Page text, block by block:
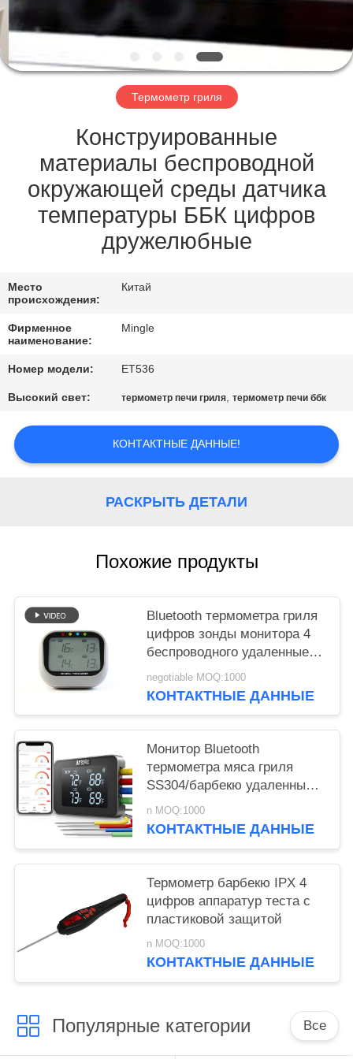
ЗАВОДУ
КОНТРОЛЬ
КАЧЕСТВА
НОВОСТИ
СЛУЧАИ
ЗАПРОСИТЕ
ЦИТАТУ
КАРТА
САЙТА
PRIVACY
POLICY
Термометр гриля
Конструированные
материалы беспроводной
окружающей среды датчика
температуры ББК цифров
дружелюбные
Место
происхождения:
Китай
Фирменное
наименование:
Mingle
Номер модели: ET536
Высокий свет: термометр печи гриля,термометр печи ббк
КОНТАКТНЫЕ ДАННЫЕ!
РАСКРЫТЬ ДЕТАЛИ
Похожие продукты
Bluetooth термометра гриля
цифров зонды монитора 4
беспроводного удаленные
жарят сигнал тревоги
negotiable MOQ:1000
КОНТАКТНЫЕ ДАННЫЕ
Монитор Bluetooth
термометра мяса гриля
SS304/барбекю удаленный с
4 зондами
n MOQ:1000
КОНТАКТНЫЕ ДАННЫЕ
Термометр барбекю IPX 4
цифров аппаратур теста с
пластиковой защитой
n MOQ:1000
КОНТАКТНЫЕ ДАННЫЕ
Популярные категории Все